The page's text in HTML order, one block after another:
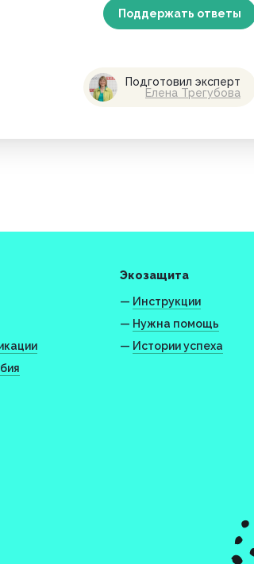
Поддержать ответы
Подготовил эксперт
Елена Трегубова
Экозащита
— Инструкции
— Нужна помощь
— Истории успеха